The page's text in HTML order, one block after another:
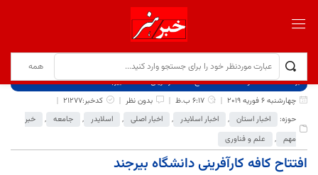
برگ نخست نوشته‌ها
افتتاح کافه کارآفرینی دانشگاه بیرجند
چهارشنبه 6 فوریه 2019
6:17 ب.ظ بدون نظر
کدخبر:21277
حوزه:
اخبار استان , اخبار اسلایدر , اخبار اصلی , اسلایدر , جامعه ,
خبر
مهم , علم و فناوری
افتتاح کافه کارآفرینی دانشگاه بیرجند